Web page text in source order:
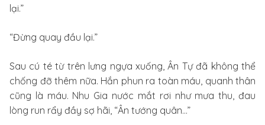
lại.”
“Đừng quay đầu lại.”
Sau cú té từ trên lưng ngựa xuống, Ân Tự đã không thể
chống đỡ thêm nữa. Hắn phun ra toàn máu, quanh thân
cũng là máu. Nhu Gia nước mắt rơi như mưa thu, đau
lòng run rẩy đầy sợ hãi, “Ân tướng quân…”